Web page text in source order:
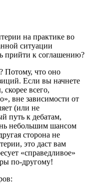
на практике во
ситуации
прийти к соглашению?
Потому, что оно
Если вы начнете
всего,
вне зависимости от
(или не
путь к дебатам,
небольшим шансом
сторона не
это даст вам
«справедливое»
по-другому!